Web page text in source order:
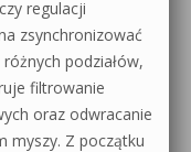
regulacji
zsynchronizować
podziałów,
filtrowanie
oraz odwracanie
myszy. Z początku